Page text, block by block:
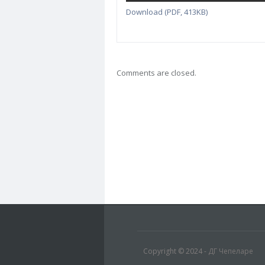
Download (PDF, 413KB)
Comments are closed.
Copyright © 2024 - ДГ Чепеларе